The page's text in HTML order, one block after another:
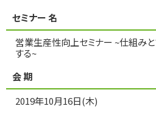
セミナー 名
営業生産性向上セミナー ~仕組み
する~
会 期
2019年10月16日(木)